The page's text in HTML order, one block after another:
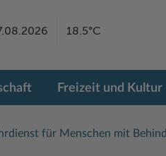
18.5°C
Freizeit und Kultur
für Menschen mit